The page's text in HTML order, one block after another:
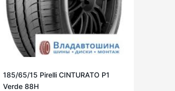
185/65/15 Pirelli CINTURATO P1
Verde 88H